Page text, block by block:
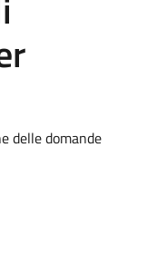
delle domande